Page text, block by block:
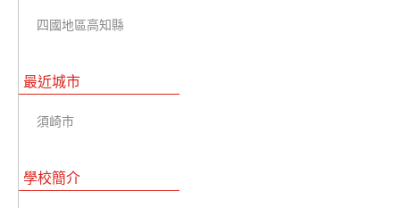
四國地區高知縣
最近城市
須崎市
學校簡介